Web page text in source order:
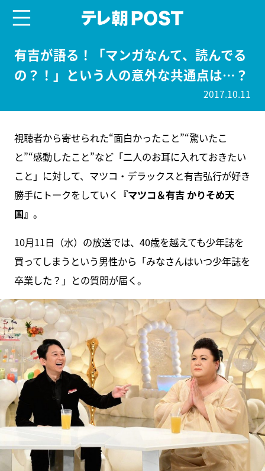
有吉が語る！「マンガなんて、読んでる
の？！」という人の意外な共通点は…？
2017.10.11
視聴者から寄せられた“面白かったこと”“驚いたこ
と”“感動したこと”など「二人のお耳に入れておきたい
こと」に対して、マツコ・デラックスと有吉弘行が好き
勝手にトークをしていく 『マツコ＆有吉 かりそめ天
国』 。
10月11日（水）の放送では、40歳を越えても少年誌を
買ってしまうという男性から「みなさんはいつ少年誌を
卒業した？」との質問が届く。